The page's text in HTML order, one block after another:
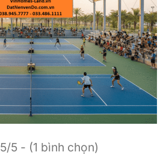
5/5 - (1 bình chọn)